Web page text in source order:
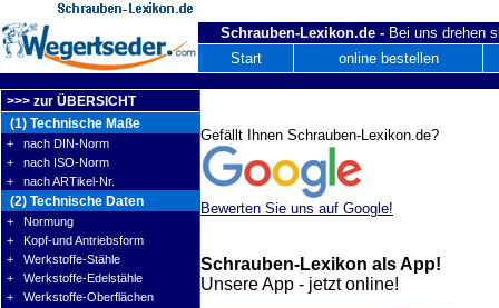
Schrauben-Lexikon.de - Bei uns drehen
Start
online bestellen
>>> zur ÜBERSICHT
(1) Technische Maße
+ nach DIN-Norm
+ nach ISO-Norm
+ nach ARTikel-Nr.
(2) Technische Daten
+ Normung
+ Kopf-und Antriebsform
+ Werkstoffe-Stähle
+ Werkstoffe-Edelstähle
+ Werkstoffe-Oberflächen
Gefällt Ihnen Schrauben-Lexikon.de?
Bewerten Sie uns auf Google!
Schrauben-Lexikon als App!
Unsere App - jetzt online!